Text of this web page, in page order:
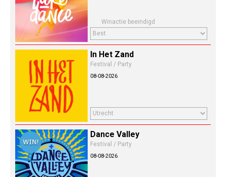
Winactie beeindigd
In Het Zand
Festival / Party
08-08-2026
Dance Valley
Festival / Party
08-08-2026